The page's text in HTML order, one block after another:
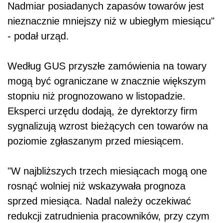
Nadmiar posiadanych zapasów towarów jest
nieznacznie mniejszy niż w ubiegłym miesiącu"
- podał urząd.
Według GUS przyszłe zamówienia na towary
mogą być ograniczane w znacznie większym
stopniu niż prognozowano w listopadzie.
Eksperci urzędu dodają, że dyrektorzy firm
sygnalizują wzrost bieżących cen towarów na
poziomie zgłaszanym przed miesiącem.
"W najbliższych trzech miesiącach mogą one
rosnąć wolniej niż wskazywała prognoza
sprzed miesiąca. Nadal należy oczekiwać
redukcji zatrudnienia pracowników, przy czym